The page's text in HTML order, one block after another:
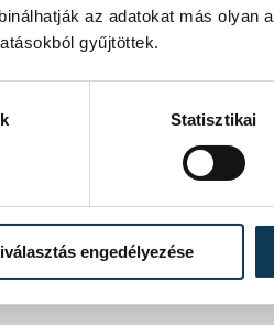
az adatokat más olyan
gyűjtöttek.
Statisztikai
engedélyezése